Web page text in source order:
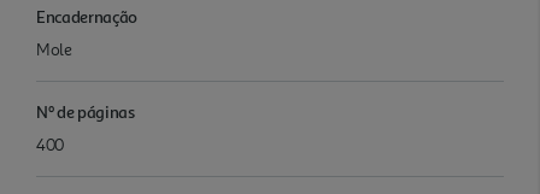
Encadernação
Mole
Nº de páginas
400